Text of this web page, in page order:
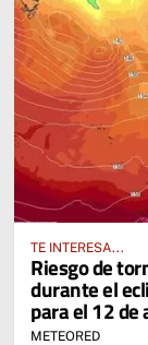
TE INTERESA...
Riesgo de
durante el
para el 12 de
METEORED